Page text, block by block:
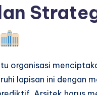
organisasi
lapisan ini dengan